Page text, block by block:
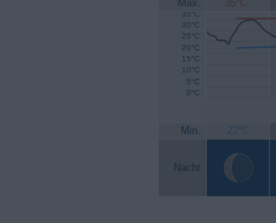
Max. 35°C
0°C
5°C
10°C
15°C
20°C
25°C
30°C
35°C
Min. 22°C
Nacht